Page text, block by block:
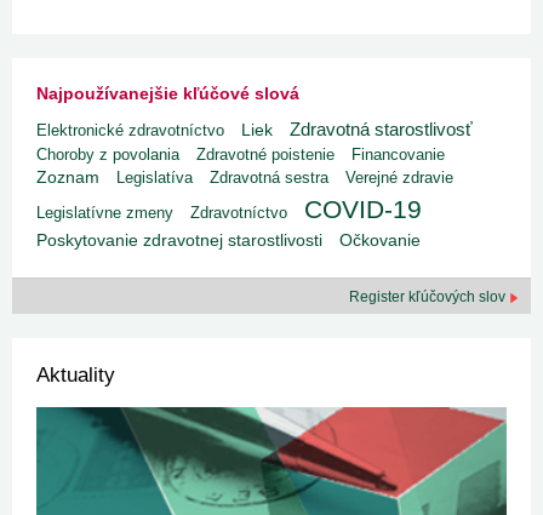
Najpoužívanejšie kľúčové slová
Elektronické zdravotníctvo Liek Zdravotná starostlivosť
Choroby z povolania Zdravotné poistenie
Financovanie
Zoznam
Legislatíva Zdravotná sestra
Verejné zdravie
Legislatívne zmeny
Zdravotníctvo COVID-19
Poskytovanie zdravotnej starostlivosti Očkovanie
Register kľúčových slov
Aktuality